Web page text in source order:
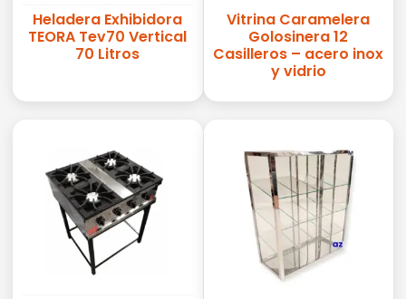
Heladera Exhibidora
TEORA Tev70 Vertical
70 Litros
Vitrina Caramelera
Golosinera 12
Casilleros – acero inox
y vidrio